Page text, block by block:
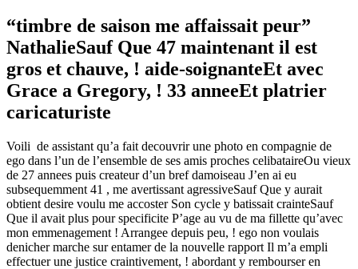
“timbre de saison me affaissait peur”
NathalieSauf Que 47 maintenant il est
gros et chauve, ! aide-soignanteEt avec
Grace a Gregory, ! 33 anneeEt platrier
caricaturiste
Voili de assistant qu’a fait decouvrir une photo en compagnie de
ego dans l’un de l’ensemble de ses amis proches celibataireOu vieux
de 27 annees puis createur d’un bref damoiseau J’en ai eu
subsequemment 41 , me avertissant agressiveSauf Que y aurait
obtient desire voulu me accoster Son cycle y batissait crainteSauf
Que il avait plus pour specificite P’age au vu de ma fillette qu’avec
mon emmenagement ! Arrangee depuis peu, ! ego non voulais
denicher marche sur entamer de la nouvelle rapport Il m’a empli
effectuer une justice craintivement, ! abordant y rembourser en